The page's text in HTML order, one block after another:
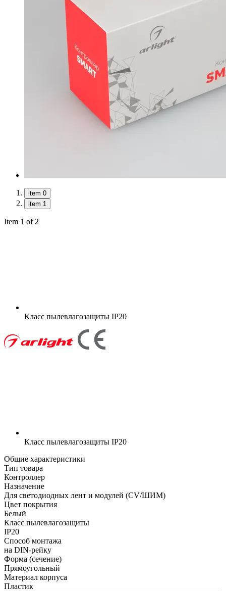
item 0
item 1
Item 1 of 2
Класс пылевлагозащиты IP20
Класс пылевлагозащиты IP20
Общие характеристики
Тип товара
Контроллер
Назначение
Для светодиодных лент и модулей (CV/ШИМ)
Цвет покрытия
Белый
Класс пылевлагозащиты
IP20
Способ монтажа
на DIN-рейку
Форма (сечение)
Прямоугольный
Материал корпуса
Пластик